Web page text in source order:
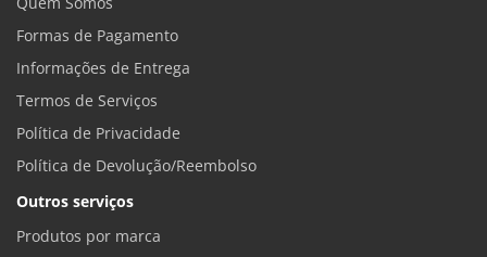
Formas de Pagamento
Informações de Entrega
Termos de Serviços
Política de Privacidade
Política de Devolução/Reembolso
Outros serviços
Produtos por marca